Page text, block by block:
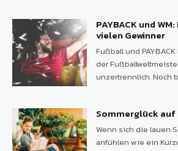
PAYBACK und
vielen Gewinner
Fußball und
der
unzertrennlich. Noch
Sommerglück
Wenn sich die lauen
anfühlen wie ein